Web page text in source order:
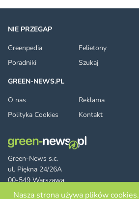
Green-News s.c.
ul. Piękna 24/26A
00-549 Warszawa
NIE PRZEGAP
Greenpedia
Felietony
Poradniki
Szukaj
GREEN-NEWS.PL
O nas
Reklama
Polityka Cookies
Kontakt
Nasza strona używa plików cookies.